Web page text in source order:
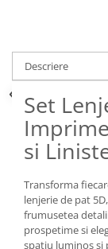
Descriere
Set
si
Transforma
lenjerie de pat
frumusetea
prospetime si
spatiu luminos si